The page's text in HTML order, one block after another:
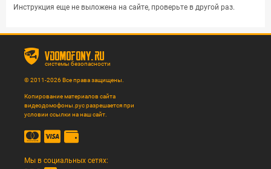
Инструкция еще не выложена на сайте, проверьте в другой раз.
vdomofony.ru
системы безопасности
© 2011-2026 Все права защищены.
Копирование материалов сайта
видеодомофоны.рус разрешается при
условии ссылки на наш сайт.
Мы в социальных сетях: